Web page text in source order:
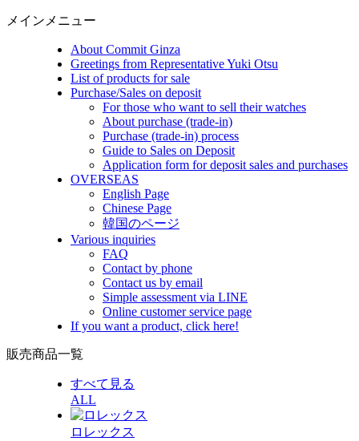
メインメニュー
About Commit Ginza
Greetings from Representative Yuki Otsu
List of products for sale
Purchase/Sales on deposit
For those who want to sell their watches
About purchase (trade-in)
Purchase (trade-in) process
Guide to Sales on Deposit
Application form for deposit sales and purchases
OVERSEAS
English Page
Chinese Page
韓国のページ
Various inquiries
FAQ
Contact by phone
Contact us by email
Simple assessment via LINE
Online customer service page
If you want a product, click here!
販売商品一覧
すべて見る
ALL
ロレックス